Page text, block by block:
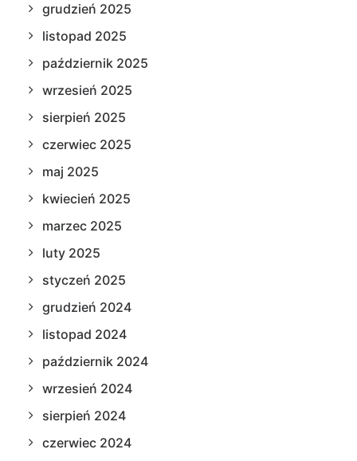
grudzień 2025
listopad 2025
październik 2025
wrzesień 2025
sierpień 2025
czerwiec 2025
maj 2025
kwiecień 2025
marzec 2025
luty 2025
styczeń 2025
grudzień 2024
listopad 2024
październik 2024
wrzesień 2024
sierpień 2024
czerwiec 2024